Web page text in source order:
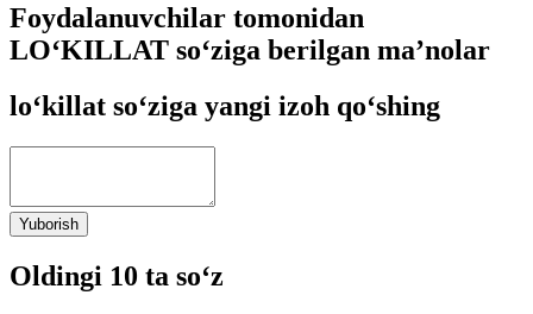
Foydalanuvchilar tomonidan
LO‘KILLAT so‘ziga berilgan ma’nolar
lo‘killat so‘ziga yangi izoh qo‘shing
Yuborish
Oldingi 10 ta so‘z